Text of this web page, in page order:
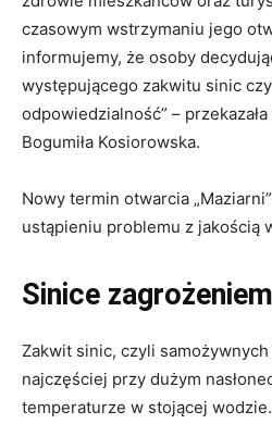
czasowym wstrzymaniu jego
informujemy, że osoby
występującego zakwitu sinic
odpowiedzialność” –
Bogumiła Kosiorowska.
Nowy termin otwarcia
ustąpieniu problemu z jakością
Sinice
Zakwit sinic, czyli
najczęściej przy dużym
temperaturze w stojącej